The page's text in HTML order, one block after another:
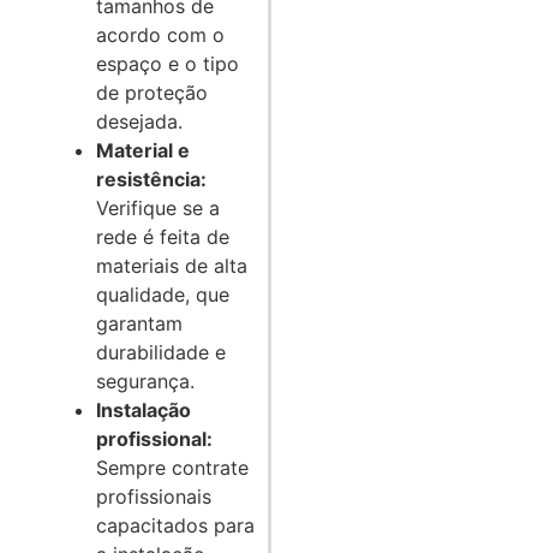
tamanhos de
acordo com o
espaço e o tipo
de proteção
desejada.
Material e
resistência:
Verifique se a
rede é feita de
materiais de alta
qualidade, que
garantam
durabilidade e
segurança.
Instalação
profissional:
Sempre contrate
profissionais
capacitados para